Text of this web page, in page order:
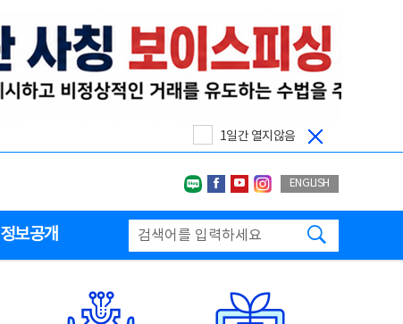
1일간 열지않음
네이버블로그
페이스북
유투브인스타그랩
ENGLISH
정보공개